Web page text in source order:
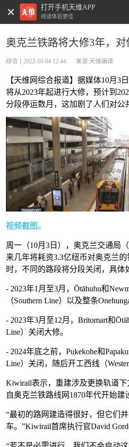
打开手机天维APP
阅读体验更佳 天维新闻
奥克兰铁路将大修3年，
综合 2022-10-04 12:44 来源:天维编译
【天维网综合报道】据媒体10月3
将从2023年起进行大修，预计到
分段停运数月，这加剧了人们对公
视频截图。
周一（10月3日），奥克兰交通局
来几年将耗资3.3亿纽币对奥克兰
时，不同的路段将分段关闭，具体
- 2023年1月至3月，Ōtāhuhu和
（Southern Line）以及整条
- 2023年3月至12月，Britomart和
Line）关闭大修。
- 2024年底之前，Pukekohe和
Line）关闭，随后开工西线（
Kiwirail表示，重建涉及更换轨道
自奥克兰铁路线网1870年代开始建
“最初的路网建造得很好，但它们
车。”Kiwirail首席执行官David